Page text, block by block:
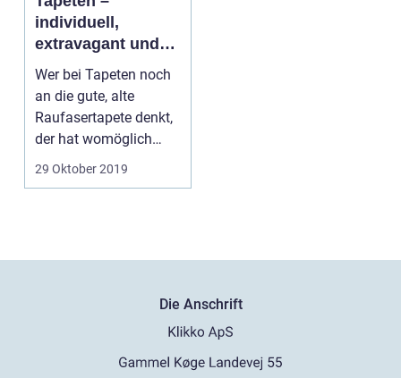
individuell,
extravagant und
vielseitig wie nie
zuvor
Wer bei Tapeten noch
an die gute, alte
Raufasertapete denkt,
der hat womöglich
etwas Entscheide...
29 Oktober 2019
Die Anschrift